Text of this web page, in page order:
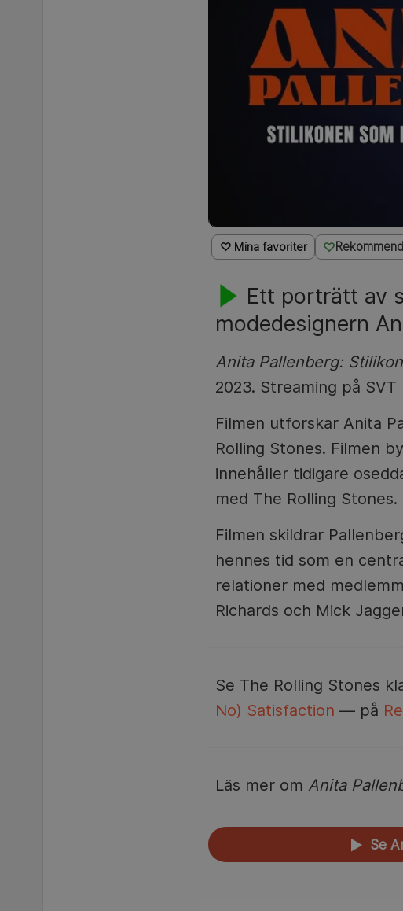
♡ Mina favoriter
Ett porträtt av
modedesignern
Anita Pallenberg:
2023. Streaming på SVT
Filmen utforskar Anita
Rolling Stones. Filmen
innehåller tidigare
med The Rolling Stones.
Filmen skildrar
hennes tid som en
relationer med
Richards och Mick
Se The Rolling Stones
No) Satisfaction — på
Läs mer om Anita
▲ Se